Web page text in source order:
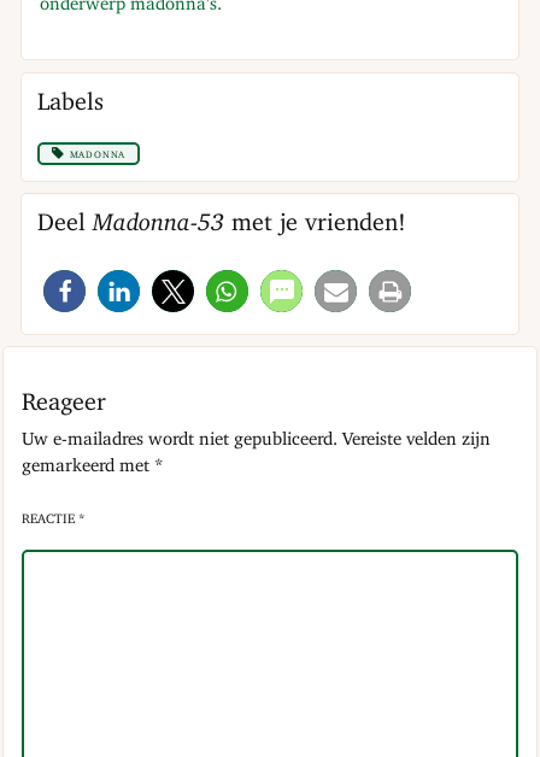
onderwerp madonna's.
Labels
madonna
Deel Madonna-53 met je vrienden!
Reageer
Uw e-mailadres wordt niet gepubliceerd. Vereiste velden zijn
gemarkeerd met *
REACTIE *